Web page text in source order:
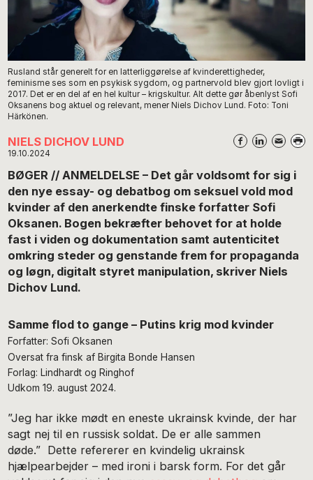
Rusland står generelt for en latterliggørelse af kvinderettigheder,
feminisme ses som en psykisk sygdom, og partnervold blev gjort lovligt i
2017. Det er en del af en hel kultur – krigskultur. Alt dette gør åbenlyst Sofi
Oksanens bog aktuel og relevant, mener Niels Dichov Lund. Foto: Toni
Härkönen.
NIELS DICHOV LUND
19.10.2024
BØGER // ANMELDELSE – Det går voldsomt for sig i
den nye essay- og debatbog om seksuel vold mod
kvinder af den anerkendte finske forfatter Sofi
Oksanen. Bogen bekræfter behovet for at holde
fast i viden og dokumentation samt autenticitet
omkring steder og genstande frem for propaganda
og løgn, digitalt styret manipulation, skriver Niels
Dichov Lund.
Samme flod to gange – Putins krig mod kvinder
Forfatter: Sofi Oksanen
Oversat fra finsk af Birgita Bonde Hansen
Forlag: Lindhardt og Ringhof
Udkom 19. august 2024.
”Jeg har ikke mødt en eneste ukrainsk kvinde, der har
sagt nej til en russisk soldat. De er alle sammen
døde.” Dette refererer en kvindelig ukrainsk
hjælpearbejder – med ironi i barsk form. For det går